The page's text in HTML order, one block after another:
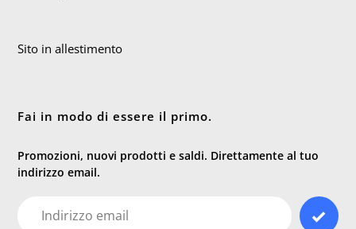
Sito in allestimento
Fai in modo di essere il primo.
Promozioni, nuovi prodotti e saldi. Direttamente al tuo
indirizzo email.